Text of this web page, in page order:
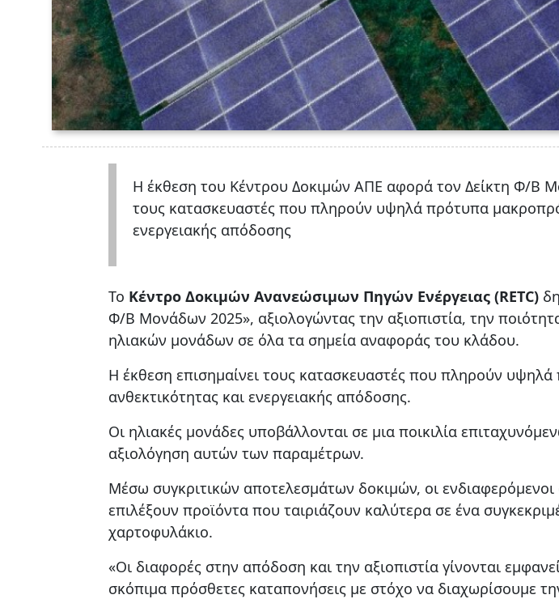
Η έκθεση του Κέντρου Δοκιμών ΑΠΕ αφορά τον Δείκτη Φ/Β
τους κατασκευαστές που πληρούν υψηλά πρότυπα
ενεργειακής απόδοσης
Το Κέντρο Δοκιμών Ανανεώσιμων Πηγών Ενέργειας (RETC)
Φ/Β Μονάδων 2025», αξιολογώντας την αξιοπιστία, την
ηλιακών μονάδων σε όλα τα σημεία αναφοράς του κλάδου.
Η έκθεση επισημαίνει τους κατασκευαστές που πληρούν
ανθεκτικότητας και ενεργειακής απόδοσης.
Οι ηλιακές μονάδες υποβάλλονται σε μια ποικιλία
αξιολόγηση αυτών των παραμέτρων.
Μέσω συγκριτικών αποτελεσμάτων δοκιμών, οι
επιλέξουν προϊόντα που ταιριάζουν καλύτερα σε ένα
χαρτοφυλάκιο.
«Οι διαφορές στην απόδοση και την αξιοπιστία γίνονται
σκόπιμα πρόσθετες καταπονήσεις με στόχο να διαχωρίσουμε